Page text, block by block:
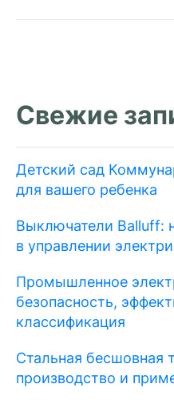
Свежие
Детский сад
для вашего ребенка
Выключатели Balluff:
в управлении
Промышленное
безопасность,
классификация
Стальная бесшовная
производство и